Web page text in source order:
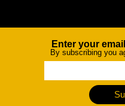
NewsletterEnter your
By subscribing you